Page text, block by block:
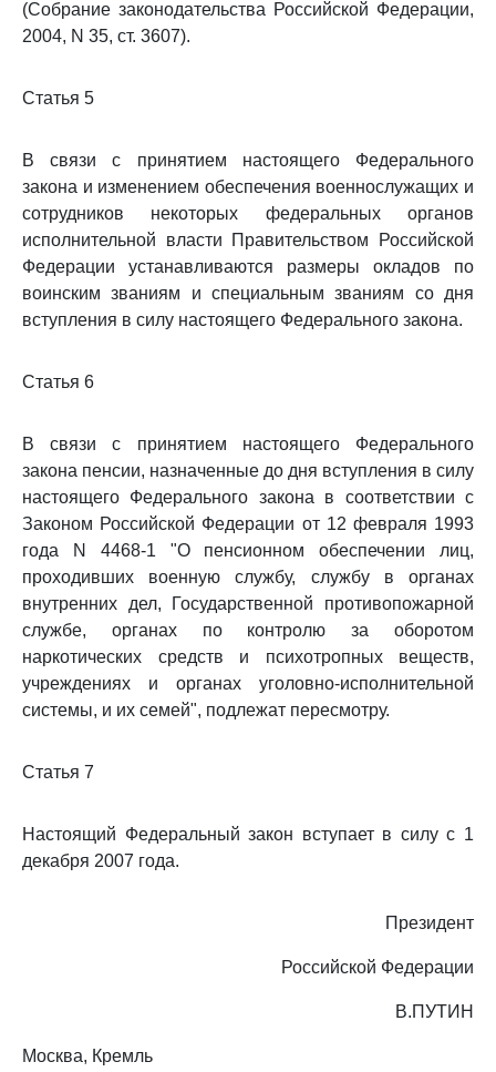
(Собрание законодательства Российской Федерации,
2004, N 35, ст. 3607).
Статья 5
В связи с принятием настоящего Федерального
закона и изменением обеспечения военнослужащих и
сотрудников некоторых федеральных органов
исполнительной власти Правительством Российской
Федерации устанавливаются размеры окладов по
воинским званиям и специальным званиям со дня
вступления в силу настоящего Федерального закона.
Статья 6
В связи с принятием настоящего Федерального
закона пенсии, назначенные до дня вступления в силу
настоящего Федерального закона в соответствии с
Законом Российской Федерации от 12 февраля 1993
года N 4468-1 "О пенсионном обеспечении лиц,
проходивших военную службу, службу в органах
внутренних дел, Государственной противопожарной
службе, органах по контролю за оборотом
наркотических средств и психотропных веществ,
учреждениях и органах уголовно-исполнительной
системы, и их семей", подлежат пересмотру.
Статья 7
Настоящий Федеральный закон вступает в силу с 1
декабря 2007 года.
Президент
Российской Федерации
В.ПУТИН
Москва, Кремль